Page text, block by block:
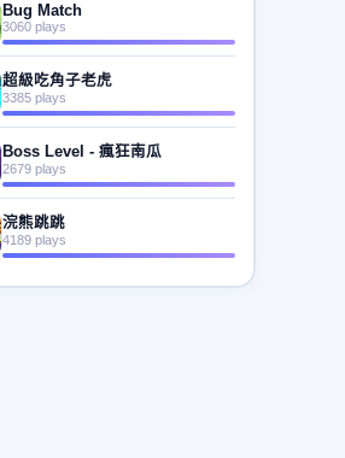
Bug Match
3060 plays
超級吃角子老虎
3385 plays
Boss Level - 瘋狂南瓜
2679 plays
浣熊跳跳
4189 plays